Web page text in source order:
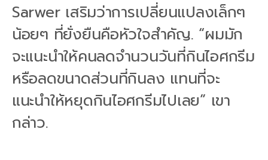
Sarwer เสริมว่าการเปลี่ยนแปลงเล็กๆ
น้อยๆ ที่ยั่งยืนคือหัวใจสำคัญ. “ผมมัก
จะแนะนำให้คนลดจำนวนวันที่กินไอศกรีม
หรือลดขนาดส่วนที่กินลง แทนที่จะ
แนะนำให้หยุดกินไอศกรีมไปเลย” เขา
กล่าว.